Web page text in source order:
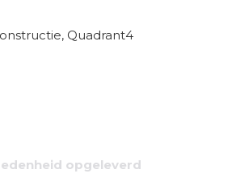
Quadrant4
opgeleverd